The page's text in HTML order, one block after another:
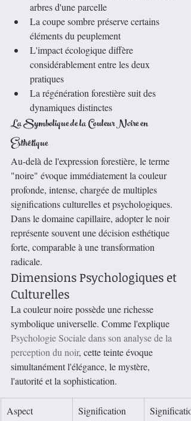
arbres d'une parcelle
La coupe sombre préserve certains
éléments du peuplement
L'impact écologique diffère
considérablement entre les deux
pratiques
La régénération forestière suit des
dynamiques distinctes
La Symbolique de la Couleur Noire en
Esthétique
Au-delà de l'expression forestière, le terme
"noire" évoque immédiatement la couleur
profonde, intense, chargée de multiples
significations culturelles et psychologiques.
Dans le domaine capillaire, adopter le noir
représente souvent une décision esthétique
forte, comparable à une transformation
radicale.
Dimensions Psychologiques et
Culturelles
La couleur noire possède une richesse
symbolique universelle. Comme l'explique
Psychologie Sociale dans son analyse de la
perception du noir, cette teinte évoque
simultanément l'élégance, le mystère,
l'autorité et la sophistication.
Aspect
Signification